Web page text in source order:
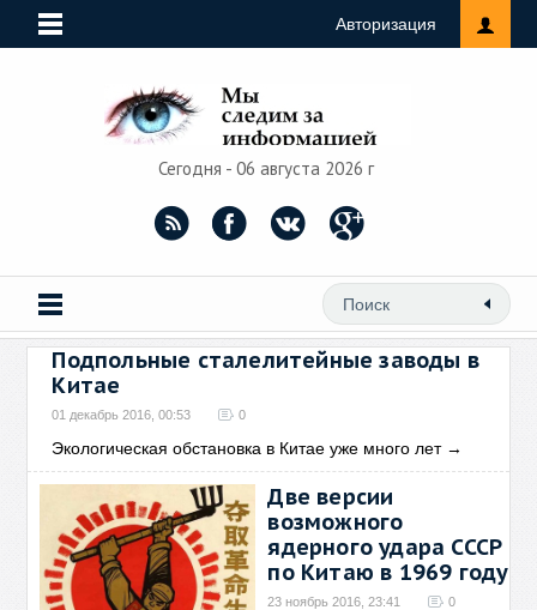
Авторизация
Сегодня - 06 августа 2026 г
Подпольные сталелитейные заводы в
Китае
01 декабрь 2016, 00:53 0
Экологическая обстановка в Китае уже много лет→
Две версии
возможного
ядерного удара СССР
по Китаю в 1969 году
23 ноябрь 2016, 23:41 0